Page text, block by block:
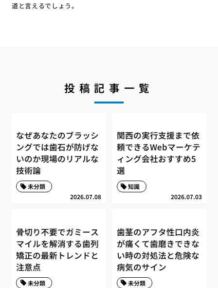
道と言えるでしょう。
投稿記事一覧
なぜあなたのブラッシ
ングでは歯石が防げな
いのか現場のリアルな
技術論
2026.07.08
未分類
関西の実行支援まで依
頼できるWebマーケテ
ィング会社おすすめ5
選
2026.07.03
知識
骨切り不要でガミース
マイルを解消する歯列
矯正の最新トレンドと
注意点
未分類
歯茎のアフタ性口内炎
が痛くて歯磨きできな
い時の対処法と危険な
病気のサイン
未分類